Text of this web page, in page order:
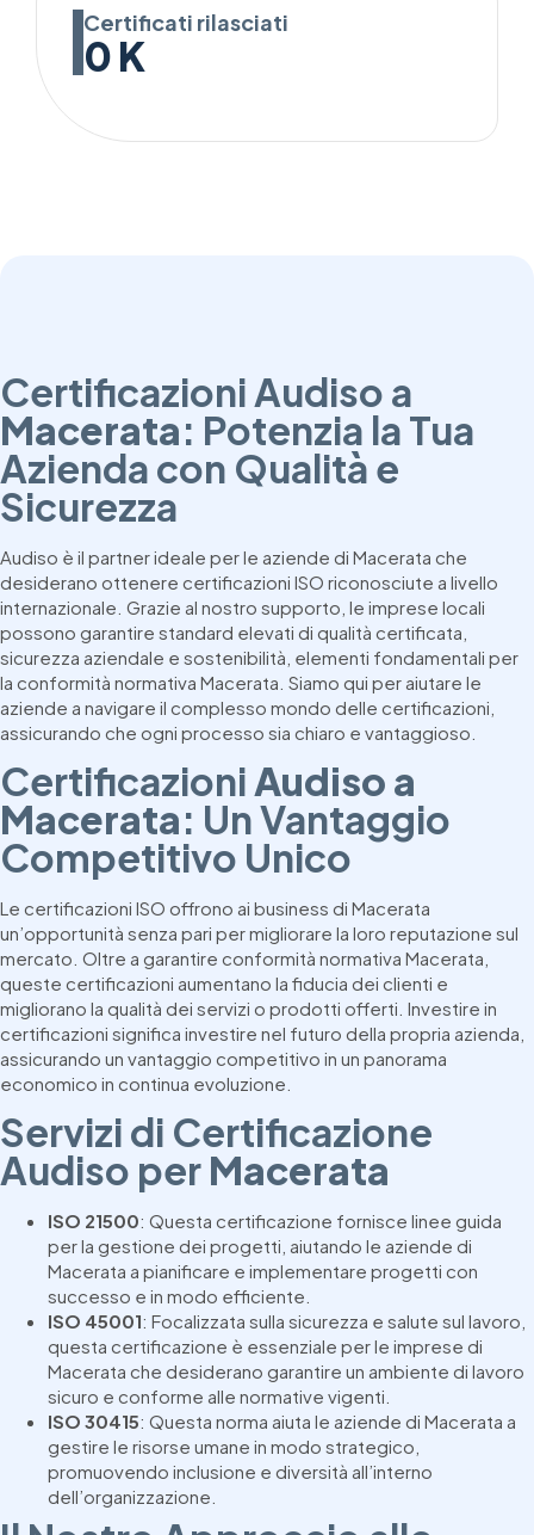
Certificati rilasciati
0K
Certificazioni Audiso a
Macerata: Potenzia la Tua
Azienda con Qualità e
Sicurezza
Audiso è il partner ideale per le aziende di Macerata che
desiderano ottenere certificazioni ISO riconosciute a livello
internazionale. Grazie al nostro supporto, le imprese locali
possono garantire standard elevati di qualità certificata,
sicurezza aziendale e sostenibilità, elementi fondamentali per
la conformità normativa Macerata. Siamo qui per aiutare le
aziende a navigare il complesso mondo delle certificazioni,
assicurando che ogni processo sia chiaro e vantaggioso.
Certificazioni Audiso a
Macerata: Un Vantaggio
Competitivo Unico
Le certificazioni ISO offrono ai business di Macerata
un’opportunità senza pari per migliorare la loro reputazione sul
mercato. Oltre a garantire conformità normativa Macerata,
queste certificazioni aumentano la fiducia dei clienti e
migliorano la qualità dei servizi o prodotti offerti. Investire in
certificazioni significa investire nel futuro della propria azienda,
assicurando un vantaggio competitivo in un panorama
economico in continua evoluzione.
Servizi di Certificazione
Audiso per Macerata
ISO 21500: Questa certificazione fornisce linee guida
per la gestione dei progetti, aiutando le aziende di
Macerata a pianificare e implementare progetti con
successo e in modo efficiente.
ISO 45001: Focalizzata sulla sicurezza e salute sul lavoro,
questa certificazione è essenziale per le imprese di
Macerata che desiderano garantire un ambiente di lavoro
sicuro e conforme alle normative vigenti.
ISO 30415: Questa norma aiuta le aziende di Macerata a
gestire le risorse umane in modo strategico,
promuovendo inclusione e diversità all’interno
dell’organizzazione.